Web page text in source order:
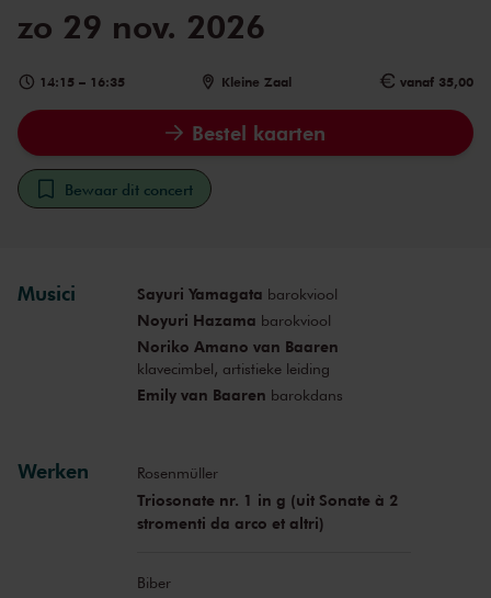
zo 29 nov. 2026
14:15 – 16:35 Kleine Zaal vanaf 35,00
Bestel kaarten
Bewaar dit concert
Musici Sayuri Yamagata barokviool
Noyuri Hazama barokviool
Noriko Amano van Baaren
klavecimbel, artistieke leiding
Emily van Baaren barokdans
Werken Rosenmüller
Triosonate nr. 1 in g (uit Sonate à 2
stromenti da arco et altri)
Biber